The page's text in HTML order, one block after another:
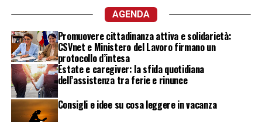
AGENDA
Promuovere cittadinanza attiva e solidarietà:
CSVnet e Ministero del Lavoro firmano un
protocollo d’intesa
Estate e caregiver: la sfida quotidiana
dell’assistenza tra ferie e rinunce
Consigli e idee su cosa leggere in vacanza